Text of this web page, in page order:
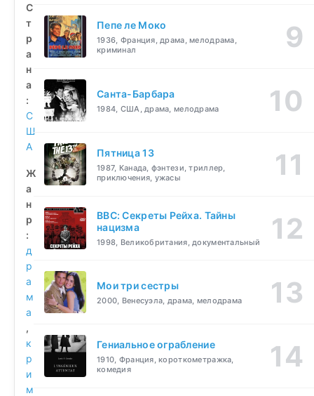
С
т
р
а
н
а
:
С
Ш
А
Ж
а
н
р
:
д
р
а
м
а
,
к
р
и
м
Пепе ле Моко
1936, Франция, драма, мелодрама,
криминал
Санта-Барбара
1984, США, драма, мелодрама
Пятница 13
1987, Канада, фэнтези, триллер,
приключения, ужасы
BBC: Секреты Рейха. Тайны
нацизма
1998, Великобритания, документальный
Мои три сестры
2000, Венесуэла, драма, мелодрама
Гениальное ограбление
1910, Франция, короткометражка,
комедия